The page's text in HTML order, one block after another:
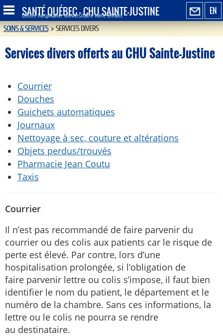
EN
SANTÉ QUÉBEC - CHU SAINTE-JUSTINE
Centre hospitalier universitaire mère-enfant
SOINS & SERVICES>SERVICES DIVERS
Services divers offerts au CHU Sainte-Justine
Courrier
Douches
Guichets automatiques
Journaux
Nettoyage à sec, couture et altérations
Objets perdus/trouvés
Pharmacie Jean Coutu
Taxis
Courrier
Il n’est pas recommandé de faire parvenir du
courrier ou des colis aux patients car le risque de
perte est élevé. Par contre, lors d’une
hospitalisation prolongée, si l’obligation de
faire parvenir lettre ou colis s’impose, il faut bien
identifier le nom du patient, le département et le
numéro de la chambre. Sans ces informations, la
lettre ou le colis ne pourra se rendre
au destinataire.